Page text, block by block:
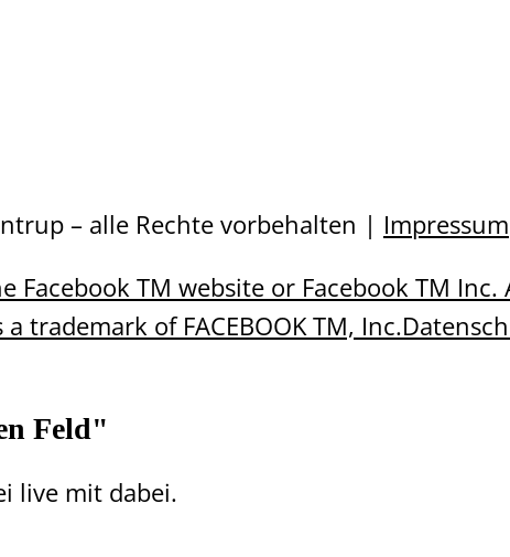
– alle Rechte vorbehalten | Impressum
Facebook TM website or Facebook TM
a trademark of FACEBOOK TM,
Feld"
live mit dabei.